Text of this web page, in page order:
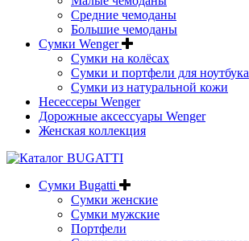
Средние чемоданы
Большие чемоданы
Сумки Wenger
Сумки на колёсах
Сумки и портфели для ноутбука
Сумки из натуральной кожи
Несессеры Wenger
Дорожные аксессуары Wenger
Женская коллекция
Сумки Bugatti
Сумки женские
Сумки мужские
Портфели